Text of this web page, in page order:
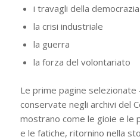
i travagli della democrazia
la crisi industriale
la guerra
la forza del volontariato
Le prime pagine selezionate
conservate negli archivi del
mostrano come le gioie e le
e le fatiche, ritornino nella